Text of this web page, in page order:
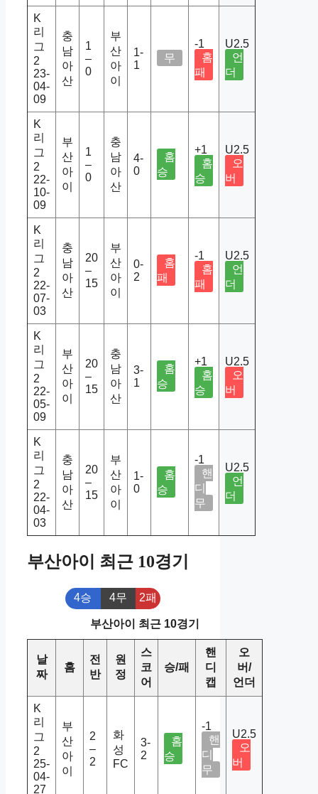
K
리
그
2
23-
04-
09
충
남
아
산
1
–
0
부
산
아
이
1-
1
무
-1
홈
패
U2.5
언
더
K
리
그
2
22-
10-
09
부
산
아
이
1
–
0
충
남
아
산
4-
0
홈
승
+1
홈
승
U2.5
오
버
K
리
그
2
22-
07-
03
충
남
아
산
20
–
15
부
산
아
이
0-
2
홈
패
-1
홈
패
U2.5
언
더
K
리
그
2
22-
05-
09
부
산
아
이
20
–
15
충
남
아
산
3-
1
홈
승
+1
홈
승
U2.5
오
버
K
리
그
2
22-
04-
03
충
남
아
산
20
–
15
부
산
아
이
1-
0
홈
승
-1
핸
디
무
U2.5
언
더
부산아이 최근 10경기
4승 4무 2패
부산아이 최근 10경기
날
짜
홈
전
반
원
정
스
코
어
승/패
핸
디
캡
오
버/
언더
K
리
그
2
25-
04-
27
부
산
아
이
2
–
2
화
성
FC
3-
2
홈
승
-1
핸
디
무
U2.5
오
버